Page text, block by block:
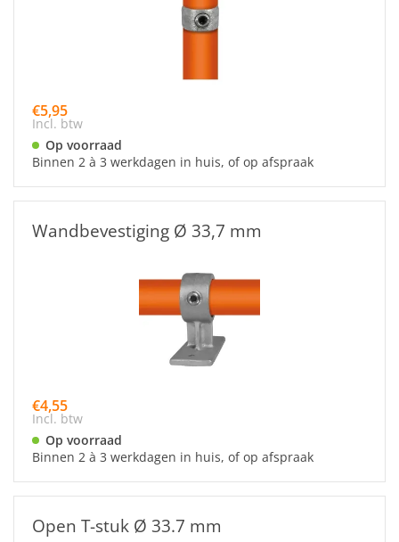
€5,95
Incl. btw
Op voorraad
Binnen 2 à 3 werkdagen in huis, of op afspraak
Wandbevestiging Ø 33,7 mm
€4,55
Incl. btw
Op voorraad
Binnen 2 à 3 werkdagen in huis, of op afspraak
Open T-stuk Ø 33.7 mm